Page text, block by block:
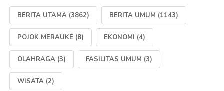
BERITA UTAMA (3862) BERITA UMUM (1143)
POJOK MERAUKE (8) EKONOMI (4)
OLAHRAGA (3) FASILITAS UMUM (3)
WISATA (2)